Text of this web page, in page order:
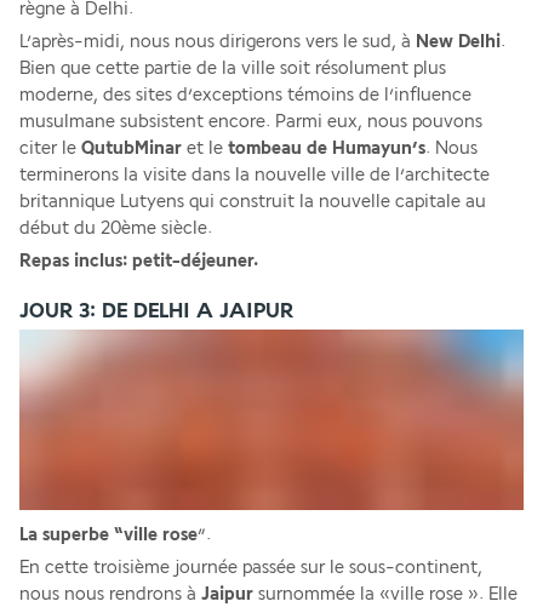
règne à Delhi.
L’après-midi, nous nous dirigerons vers le sud, à New Delhi.
Bien que cette partie de la ville soit résolument plus
moderne, des sites d’exceptions témoins de l’influence
musulmane subsistent encore. Parmi eux, nous pouvons
citer le QutubMinar et le tombeau de Humayun’s. Nous
terminerons la visite dans la nouvelle ville de l’architecte
britannique Lutyens qui construit la nouvelle capitale au
début du 20ème siècle.
Repas inclus: petit-déjeuner.
JOUR 3: DE DELHI A JAIPUR
La superbe “ville rose”.
En cette troisième journée passée sur le sous-continent,
nous nous rendrons à Jaipur surnommée la «ville rose ». Elle